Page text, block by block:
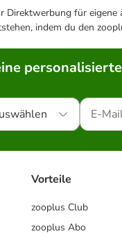
für
indem du den
Vorteile
zooplus Club
zooplus Abo